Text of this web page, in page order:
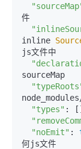
件
inline
js文件中
sourceMap
"types" :
"noEmit" :
何js文件